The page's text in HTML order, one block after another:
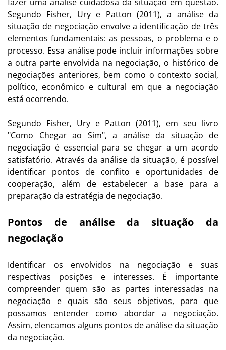
Segundo Fisher, Ury e Patton (2011), a análise da
situação de negociação envolve a identificação de três
elementos fundamentais: as pessoas, o problema e o
processo. Essa análise pode incluir informações sobre
a outra parte envolvida na negociação, o histórico de
negociações anteriores, bem como o contexto social,
político, econômico e cultural em que a negociação
está ocorrendo.
Segundo Fisher, Ury e Patton (2011), em seu livro
"Como Chegar ao Sim", a análise da situação de
negociação é essencial para se chegar a um acordo
satisfatório. Através da análise da situação, é possível
identificar pontos de conflito e oportunidades de
cooperação, além de estabelecer a base para a
preparação da estratégia de negociação.
Pontos de análise da situação da
negociação
Identificar os envolvidos na negociação e suas
respectivas posições e interesses. É importante
compreender quem são as partes interessadas na
negociação e quais são seus objetivos, para que
possamos entender como abordar a negociação.
Assim, elencamos alguns pontos de análise da situação
da negociação.